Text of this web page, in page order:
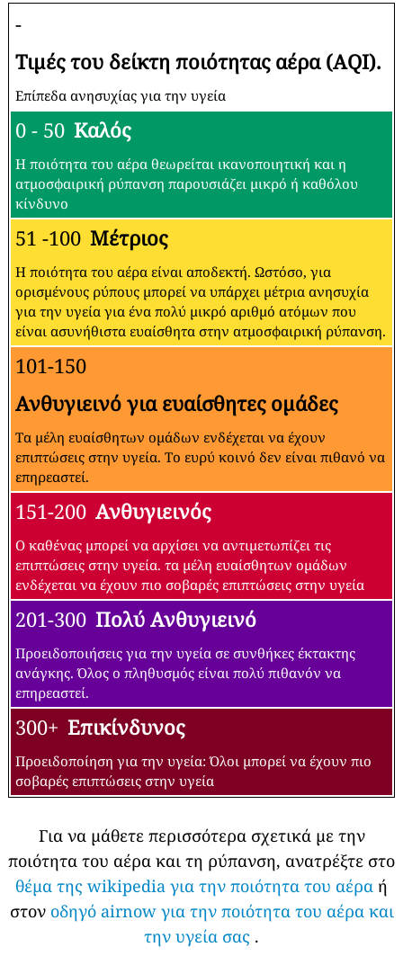
-
Τιμές του δείκτη ποιότητας αέρα (AQI).
Επίπεδα ανησυχίας για την υγεία
0 - 50 Καλός
Η ποιότητα του αέρα θεωρείται ικανοποιητική και η
ατμοσφαιρική ρύπανση παρουσιάζει μικρό ή καθόλου
κίνδυνο
51 -100 Μέτριος
Η ποιότητα του αέρα είναι αποδεκτή. Ωστόσο, για
ορισμένους ρύπους μπορεί να υπάρχει μέτρια ανησυχία
για την υγεία για ένα πολύ μικρό αριθμό ατόμων που
είναι ασυνήθιστα ευαίσθητα στην ατμοσφαιρική ρύπανση.
101-150
Ανθυγιεινό για ευαίσθητες ομάδες
Τα μέλη ευαίσθητων ομάδων ενδέχεται να έχουν
επιπτώσεις στην υγεία. Το ευρύ κοινό δεν είναι πιθανό να
επηρεαστεί.
151-200 Ανθυγιεινός
Ο καθένας μπορεί να αρχίσει να αντιμετωπίζει τις
επιπτώσεις στην υγεία. τα μέλη ευαίσθητων ομάδων
ενδέχεται να έχουν πιο σοβαρές επιπτώσεις στην υγεία
201-300 Πολύ Ανθυγιεινό
Προειδοποιήσεις για την υγεία σε συνθήκες έκτακτης
ανάγκης. Όλος ο πληθυσμός είναι πολύ πιθανόν να
επηρεαστεί.
300+ Επικίνδυνος
Προειδοποίηση για την υγεία: Όλοι μπορεί να έχουν πιο
σοβαρές επιπτώσεις στην υγεία
Για να μάθετε περισσότερα σχετικά με την
ποιότητα του αέρα και τη ρύπανση, ανατρέξτε στο
θέμα της wikipedia για την ποιότητα του αέρα ή
στον οδηγό airnow για την ποιότητα του αέρα και
την υγεία σας .